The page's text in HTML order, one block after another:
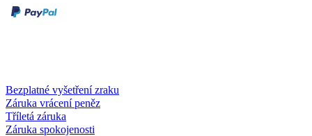
Bezplatné vyšetření zraku
Záruka vrácení peněz
Tříletá záruka
Záruka spokojenosti